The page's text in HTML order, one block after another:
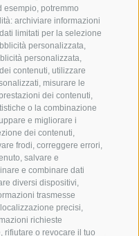
esempio, potremmo
archiviare informazioni
limitati per la selezione
personalizzata,
personalizzata,
contenuti, utilizzare
misurare le
dei contenuti,
o la combinazione
e migliorare i
dei contenuti,
frodi, correggere errori,
salvare e
e combinare dati
diversi dispositivi,
trasmesse
precisi,
richieste
rifiutare o revocare il tuo
a conduzione familiare
vacanza inizia qui